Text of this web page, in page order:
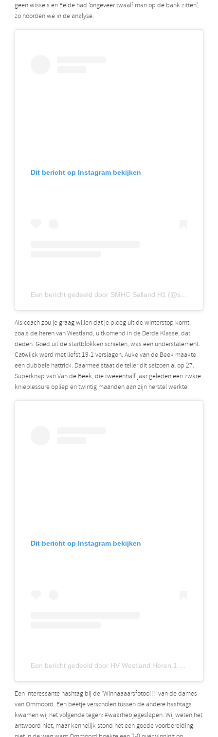
geen wissels en Eelde had ‘ongeveer twaalf man op de bank zitten’,
zo hoorden we in de analyse.
Dit bericht op Instagram bekijken
Een bericht gedeeld door SMHC Salland H1 (@smhcheren1)
Als coach zou je graag willen dat je ploeg uit de winterstop komt
zoals de heren van Westland, uitkomend in de Derde Klasse, dat
deden. Goed uit de startblokken schieten, was een understatement.
Catwijck werd met liefst 19-1 verslagen. Auke van de Beek maakte
een dubbele hattrick. Daarmee staat de teller dit seizoen al op 27.
Superknap van Van de Beek, die tweeënhalf jaar geleden een zware
knieblessure opliep en twintig maanden aan zijn herstel werkte.
Dit bericht op Instagram bekijken
Een bericht gedeeld door HV Westland Heren 1 | Hockey (@hvwestlandh1)
Een interessante hashtag bij de ‘Winnaaaarsfotoo!!!’ van de dames
van Ommoord. Een beetje verscholen tussen de andere hashtags
kwamen wij het volgende tegen: #waarhebjegeslapen. Wij weten het
antwoord niet, maar kennelijk stond het een goede voorbereiding